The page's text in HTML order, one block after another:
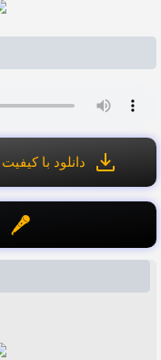
دانلود با کیفیت 320